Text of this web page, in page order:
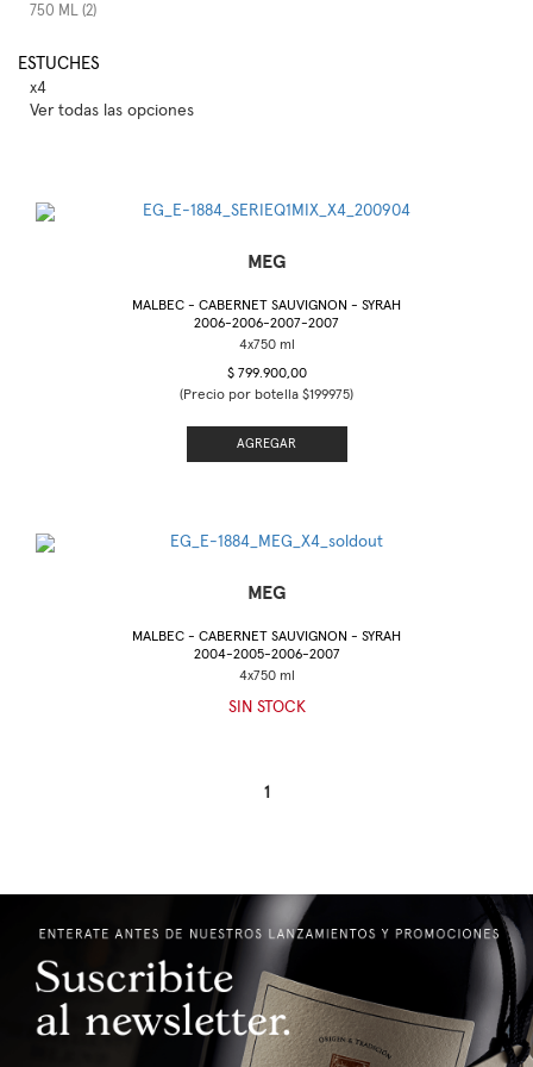
750 ML (2)
ESTUCHES
x4
Ver todas las opciones
MEG
MALBEC - CABERNET SAUVIGNON - SYRAH
2006-2006-2007-2007
$ 799.900,00
(Precio por botella $199975)
AGREGAR
MEG
MALBEC - CABERNET SAUVIGNON - SYRAH
2004-2005-2006-2007
SIN STOCK
1